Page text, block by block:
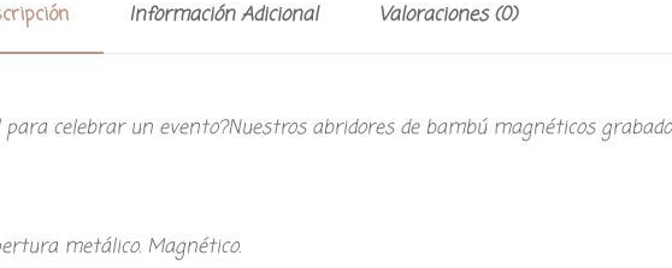
Información Adicional Valoraciones (0)
celebrar un evento?Nuestros abridores de bambú magnéticos
metálico. Magnético.